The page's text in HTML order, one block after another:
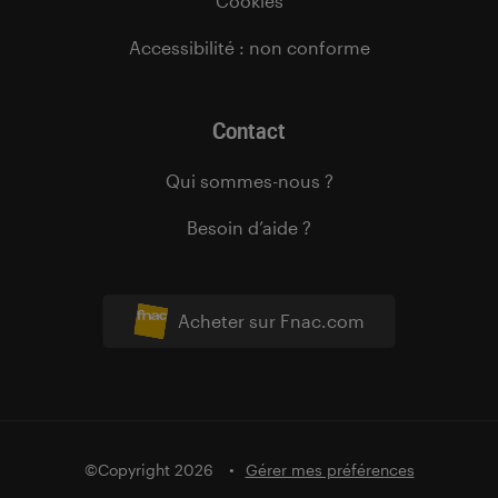
Acheter sur Fnac.com
Accessibilité : non conforme
Contact
Qui sommes-nous ?
Besoin d’aide ?
©Copyright 2026 Gérer mes préférences